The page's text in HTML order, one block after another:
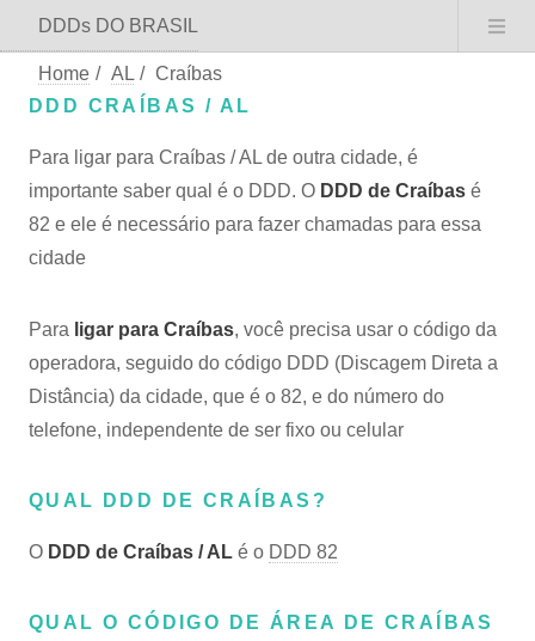
DDDs DO BRASIL
Home / AL / Craíbas
DDD CRAÍBAS / AL
Para ligar para Craíbas / AL de outra cidade, é
importante saber qual é o DDD. O DDD de Craíbas é
82 e ele é necessário para fazer chamadas para essa
cidade
Para ligar para Craíbas, você precisa usar o código da
operadora, seguido do código DDD (Discagem Direta a
Distância) da cidade, que é o 82, e do número do
telefone, independente de ser fixo ou celular
QUAL DDD DE CRAÍBAS?
O DDD de Craíbas / AL é o DDD 82
QUAL O CÓDIGO DE ÁREA DE CRAÍBAS